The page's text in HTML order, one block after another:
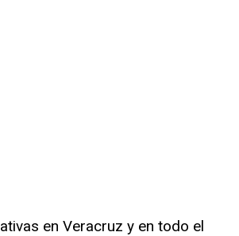
en Veracruz y en todo el